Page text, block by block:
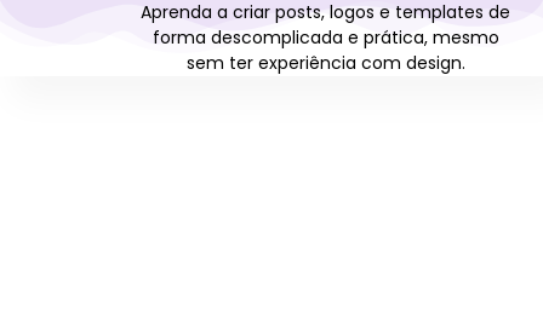
Aprenda a criar posts, logos e templates de
forma descomplicada e prática, mesmo
sem ter experiência com design.